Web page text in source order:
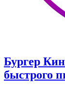
Бургер
быстрого